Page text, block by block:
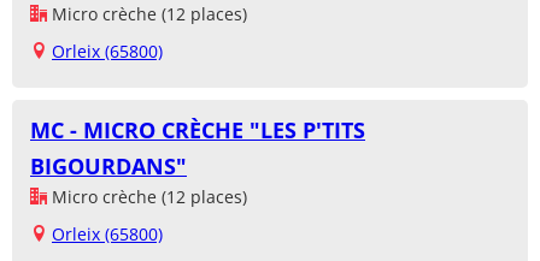
Micro crèche (12 places)
Orleix (65800)
MC - MICRO CRÈCHE "LES P'TITS
BIGOURDANS"
Micro crèche (12 places)
Orleix (65800)